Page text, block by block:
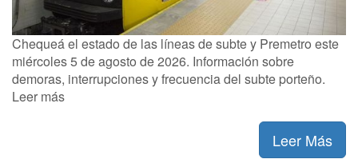
Chequeá el estado de las líneas de subte y Premetro este
miércoles 5 de agosto de 2026. Información sobre
demoras, interrupciones y frecuencia del subte porteño.
Leer más
Leer Más